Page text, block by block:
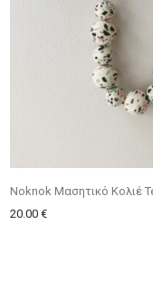
Noknok Μασητικό Κολιέ
20.00 €